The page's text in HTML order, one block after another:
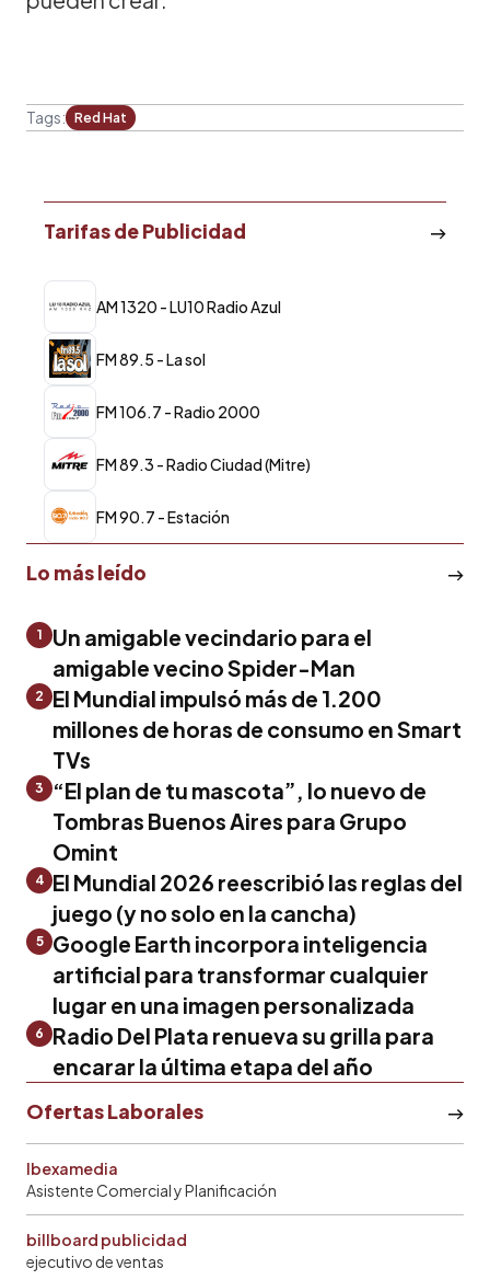
Tags: Red Hat
Tarifas de Publicidad
AM 1320 - LU10 Radio Azul
FM 89.5 - La sol
FM 106.7 - Radio 2000
FM 89.3 - Radio Ciudad (Mitre)
FM 90.7 - Estación
Lo más leído
1
Un amigable vecindario para el
amigable vecino Spider-Man
2
El Mundial impulsó más de 1.200
millones de horas de consumo en Smart
TVs
3
“El plan de tu mascota”, lo nuevo de
Tombras Buenos Aires para Grupo
Omint
4 El Mundial 2026 reescribió las reglas del
juego (y no solo en la cancha)
5
Google Earth incorpora inteligencia
artificial para transformar cualquier
lugar en una imagen personalizada
6
Radio Del Plata renueva su grilla para
encarar la última etapa del año
Ofertas Laborales
Ibexamedia
Asistente Comercial y Planificación
billboard publicidad
ejecutivo de ventas